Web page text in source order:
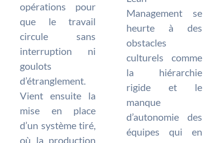
opérations pour
que le travail
circule sans
interruption ni
goulots
d’étranglement.
Vient ensuite la
mise en place
d’un système tiré,
où la production
Management se
heurte à des
obstacles
culturels comme
la hiérarchie
rigide et le
manque
d’autonomie des
équipes qui en